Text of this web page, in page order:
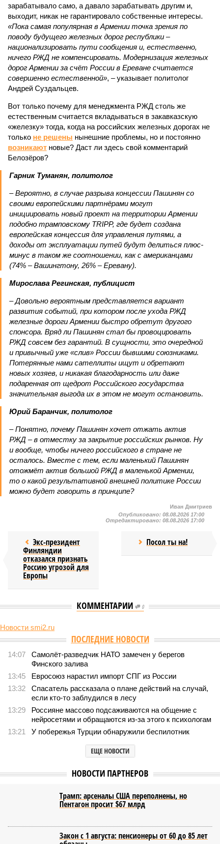
зарабатывало само, а давало зарабатывать другим и,
выходит, никак не гарантировало собственные интересы.
«Пока самая популярная в Армении точка зрения по
поводу будущего железных дорог рес­публики –
национализировать пути сообщения и, естественно,
ничего РЖД не компенсировать. Модернизация железных
дорог Армении за счёт России в Ереване считается
совершенно естественной», – указывает политолог
Андрей Суздальцев.
Вот только почему для менеджмента РЖД столь же
естественным считается вкладываться в закавказскую
«железку» тогда, когда на российских железных дорогах не
только не решены нынешние проблемы, но и постоянно
возникают новые? Даст ли здесь свой комментарий
Белозёров?
Гарник Туманян, политолог
– Вероятно, в случае разрыва концессии Пашинян со
своими европейскими партнёрами могут
инициировать новый проект на территории Армении
подобно трамповскому TRIPP, где будет создана
европейская концессия для управления путями, а
доходы от эксплуатации путей будут делиться плюс-
минус в таком же соотношении, как с американцами
(74% – Вашингтону, 26% – Еревану).
Мирослава Регинская, публицист
– Довольно вероятным представляется вариант
развития событий, при котором после ухода РЖД
железные дороги Армении быстро обретут другого
спонсора. Вряд ли Пашинян стал бы провоцировать
РЖД совсем без гарантий. В сущности, это очередной
и привычный уже «слив» России бывшими союзниками.
Потерянные нами сателлиты ищут и обретают
новых хозяев, и никакая благодарность или даже
подаренная от щедрот Российского государства
значительная выгода их в этом не могут остановить.
Юрий Баранчик, политолог
– Понятно, почему Пашинян хочет отжать актив
РЖД – в отместку за закрытие российских рынков. Ну
и вообще, чтобы ничего российского в стране не
осталось. Вместе с тем, если маленький Пашинян
отожмёт актив большой РЖД в маленькой Армении,
то о какой результативной внешней политике России
можно будет говорить в принципе?
Иван Дмитриев
Опубликовано: 08.08.2026 17:00
Отредактировано: 08.08.2026 17:00
Экс-президент
Финляндии
отказался признать
Россию угрозой для
Европы
Посол ты на!
КОММЕНТАРИИ 0
Залужный громит главные
мифы Киева и рейтинги
Зеленского
Бортник: «Ждём чёрного
носорог»
ПОСЛЕДНИЕ НОВОСТИ
Самолёт-разведчик НАТО замечен у берегов
Финского залива
Евросоюз нарастил импорт СПГ из России
Спасатель рассказала о плане действий на случай,
13:29
Россияне массово подсаживаются на общение с
У побережья Турции обнаружили беспилотник
НОВОСТИ ПАРТНЕРОВ